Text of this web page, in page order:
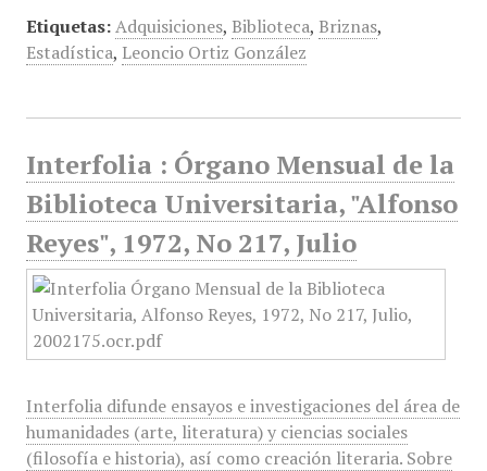
Etiquetas: Adquisiciones, Biblioteca, Briznas,
Estadística, Leoncio Ortiz González
Interfolia : Órgano Mensual de la
Biblioteca Universitaria, "Alfonso
Reyes", 1972, No 217, Julio
Interfolia difunde ensayos e investigaciones del área de
humanidades (arte, literatura) y ciencias sociales
(filosofía e historia), así como creación literaria. Sobre